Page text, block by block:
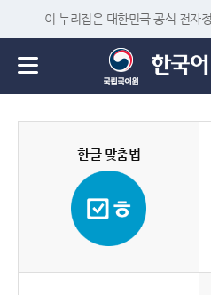
이 누리집은 대한민국 공식 전자
한글 맞춤법